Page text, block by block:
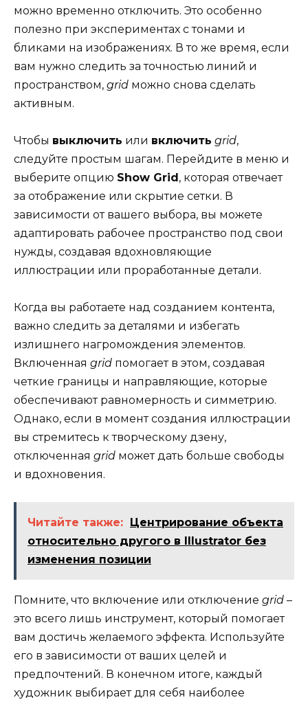
можно временно отключить. Это особенно
полезно при экспериментах с тонами и
бликами на изображениях. В то же время, если
вам нужно следить за точностью линий и
пространством, grid можно снова сделать
активным.
Чтобы выключить или включить grid,
следуйте простым шагам. Перейдите в меню и
выберите опцию Show Grid, которая отвечает
за отображение или скрытие сетки. В
зависимости от вашего выбора, вы можете
адаптировать рабочее пространство под свои
нужды, создавая вдохновляющие
иллюстрации или проработанные детали.
Когда вы работаете над созданием контента,
важно следить за деталями и избегать
излишнего нагромождения элементов.
Включенная grid помогает в этом, создавая
четкие границы и направляющие, которые
обеспечивают равномерность и симметрию.
Однако, если в момент создания иллюстрации
вы стремитесь к творческому дзену,
отключенная grid может дать больше свободы
и вдохновения.
Читайте также:
Центрирование объекта
относительно другого в Illustrator без
изменения позиции
Помните, что включение или отключение grid –
это всего лишь инструмент, который помогает
вам достичь желаемого эффекта. Используйте
его в зависимости от ваших целей и
предпочтений. В конечном итоге, каждый
художник выбирает для себя наиболее